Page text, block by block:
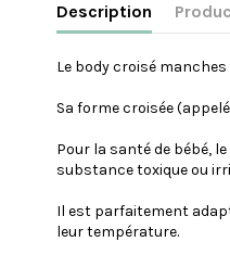
Description
Le body croisé
Sa forme croisée
Pour la santé de bébé,
substance toxique ou
Il est parfaitement
leur température.